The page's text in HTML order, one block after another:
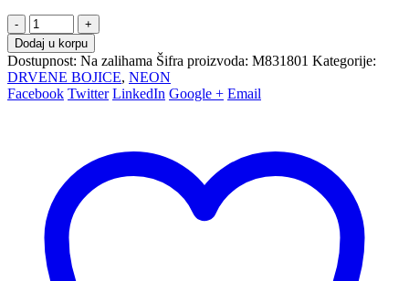
-
+
Dodaj u korpu
Dostupnost: Na zalihama Šifra proizvoda: M831801 Kategorije:
DRVENE BOJICE, NEON
Facebook Twitter LinkedIn Google + Email